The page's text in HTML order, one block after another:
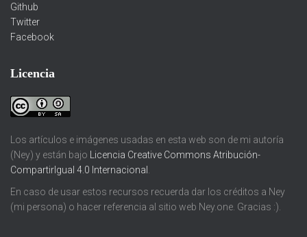
Github
Twitter
Facebook
Licencia
Los artículos e imágenes usadas en esta web son de mi autoría
(Ney) y están bajo
Licencia Creative Commons Atribución-
CompartirIgual 4.0 Internacional
En caso de usar estos recursos recuerda dar los créditos a Ney
(mi persona) o hacer referencia al sitio web Ney.one. Gracias :).